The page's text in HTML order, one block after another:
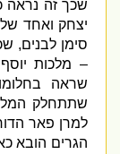
שכך זה נראה
יצחק ואחד של
סימן לבנים,שכך
– מלכות יוסף
שראה
שתתחלק
למרן פאר הדור
הגרים הובא כאן